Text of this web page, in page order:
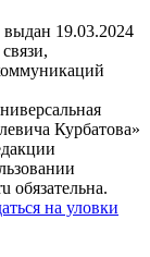
19.03.2024
Курбатова»
обязательна.
на уловки